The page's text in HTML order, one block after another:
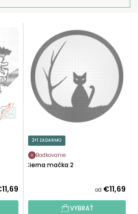
2+1 ZADARMO
Bodkovanie
Čierna mačka 2
od €11,69
VYBRAŤ